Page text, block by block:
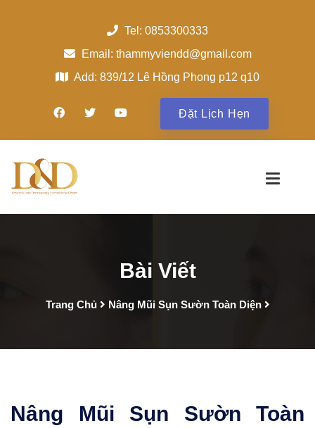
Tel: 0853300333
Email: thammyviendd@gmail.com
Add: 839/12 Lê Hồng Phong p12 q10
Đặt Lịch Hẹn
Bài Viết
Trang Chủ Nâng Mũi Sụn Sườn Toàn Diện
Nâng Mũi Sụn Sườn Toàn